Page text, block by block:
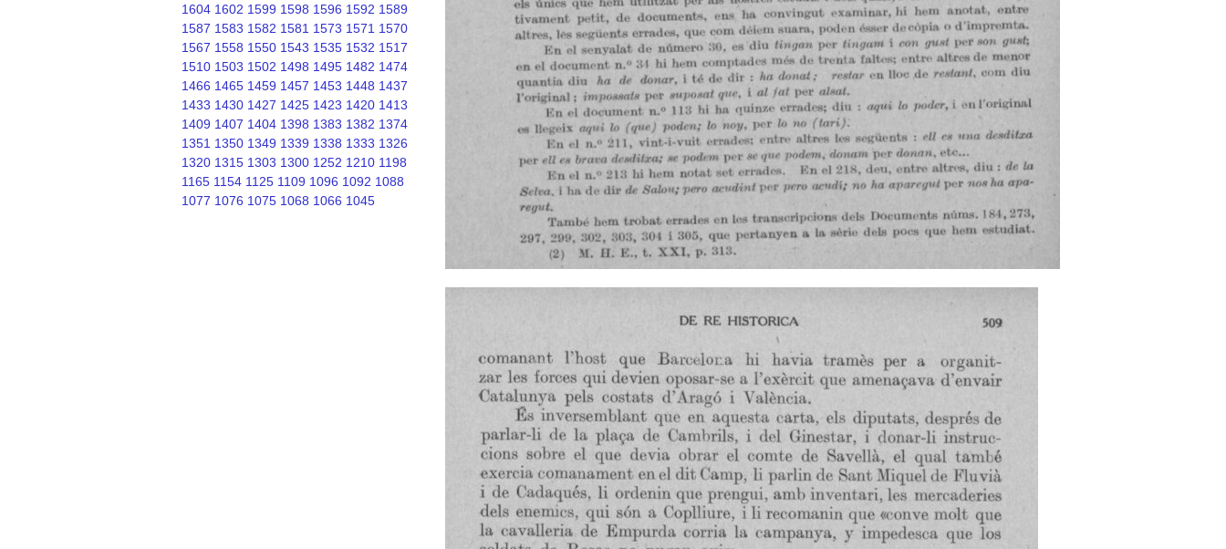
1604 1602 1599 1598 1596 1592 1589
1587 1583 1582 1581 1573 1571 1570
1567 1558 1550 1543 1535 1532 1517
1510 1503 1502 1498 1495 1482 1474
1466 1465 1459 1457 1453 1448 1437
1433 1430 1427 1425 1423 1420 1413
1409 1407 1404 1398 1383 1382 1374
1351 1350 1349 1339 1338 1333 1326
1320 1315 1303 1300 1252 1210 1198
1165 1154 1125 1109 1096 1092 1088
1077 1076 1075 1068 1066 1045